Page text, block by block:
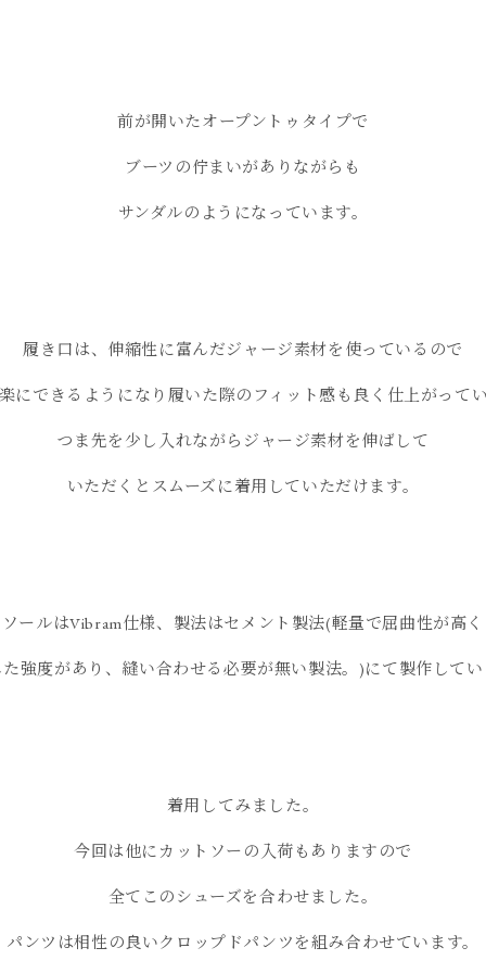
前が開いたオープントゥタイプで
ブーツの佇まいがありながらも
サンダルのようになっています。
履き口は、伸縮性に富んだジャージ素材を使っているので
にできるようになり履いた際のフィット感も良く仕上がって
つま先を少し入れながらジャージ素材を伸ばして
いただくとスムーズに着用していただけます。
ソールはVibram仕様、製法はセメント製法(軽量で屈曲性が高く
強度があり、縫い合わせる必要が無い製法。)にて製作して
着用してみました。
今回は他にカットソーの入荷もありますので
全てこのシューズを合わせました。
パンツは相性の良いクロップドパンツを組み合わせています。